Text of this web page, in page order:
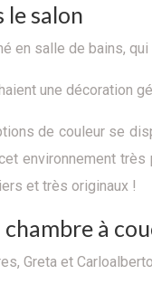
le salon
en salle de bains,
une
de couleur se
environnement
et très originaux !
à
Greta et